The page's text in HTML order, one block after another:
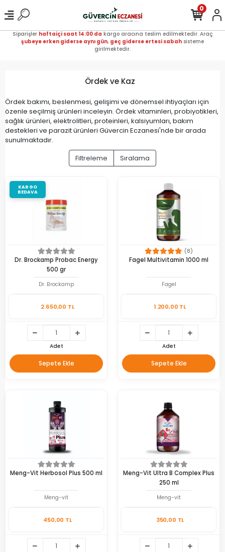
Siparişler haftaiçi saat 14:00 da kargo aracına teslim edilmektedir. Araç
şubeye erken giderse aynı gün, geç giderse ertesi sabah sisteme
girilmektedir.
0
Ördek ve Kaz
Ördek bakımı, beslenmesi, gelişimi ve dönemsel ihtiyaçları için
özenle seçilmiş ürünleri inceleyin. Ördek vitaminleri, probiyotikleri,
sağlık ürünleri, elektrolitleri, proteinleri, kalsiyumları, bakım
destekleri ve parazit ürünleri Güvercin Eczanesi'nde bir arada
sunulmaktadır.
Filtreleme
Sıralama
KARGO
BEDAVA
Dr. Brockamp Probac Energy
500 gr
Dr. Brockamp
2.650,00 TL
Adet
Sepete Ekle
(8)
Fagel Multivitamin 1000 ml
Fagel
1.200,00 TL
Adet
Sepete Ekle
Meng-Vit Herbosol Plus 500 ml
Meng-vit
450,00 TL
Meng-Vit Ultra B Complex Plus
250 ml
Meng-vit
350,00 TL